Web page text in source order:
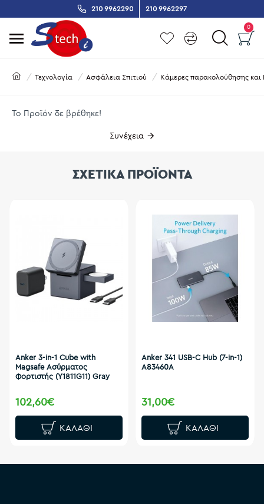
210 9962290 210 9962297
0
Τεχνολογία Ασφάλεια Σπιτιού Κάμερες παρακολούθησης και
Το Προϊόν δε βρέθηκε!
Συνέχεια
ΣΧΕΤΙΚΑ ΠΡΟΪΟΝΤΑ
Anker 3-in-1 Cube with
Magsafe Ασύρματος
Φορτιστής (Y1811G11) Gray
102,60€
ΚΑΛΆΘΙ
Anker 341 USB-C Hub (7-in-1)
A83460A
31,00€
ΚΑΛΆΘΙ